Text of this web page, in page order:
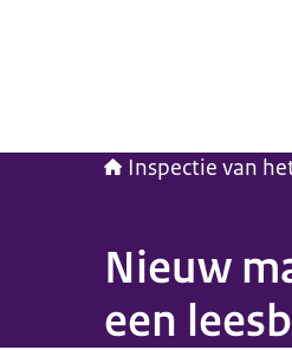
Inspectie van
Nieuw
een